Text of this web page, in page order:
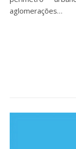
aglomerações…